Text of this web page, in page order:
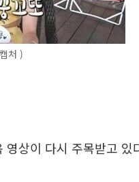
처 )
영상이 다시 주목받고 있